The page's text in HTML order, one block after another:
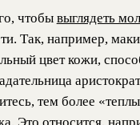
чтобы выглядеть
Так, например,
цвет кожи,
тем более